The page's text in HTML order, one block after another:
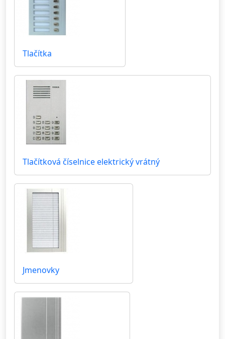
Tlačítka
Tlačítková číselnice elektrický vrátný
Jmenovky